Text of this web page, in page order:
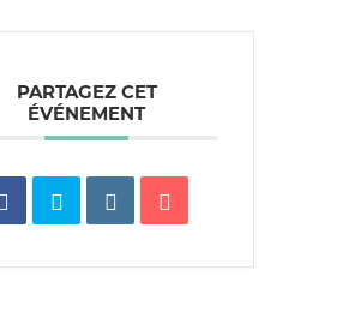
PARTAGEZ CET
ÉVÉNEMENT